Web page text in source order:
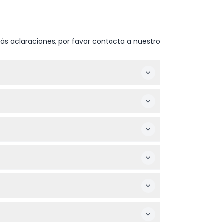
aclaraciones, por favor contacta a nuestro